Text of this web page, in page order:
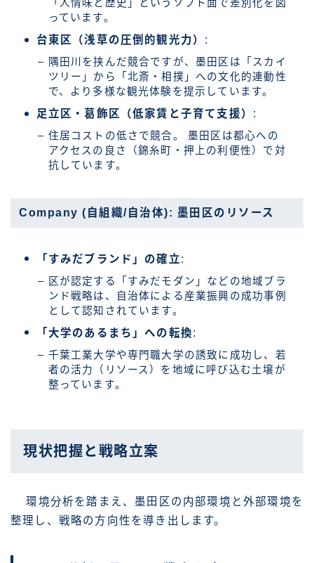
「人情味と歴史」というソフト面で差別化を図
っています。
台東区（浅草の圧倒的観光力） :
隅田川を挟んだ競合ですが、墨田区は「スカイ
ツリー」から「北斎・相撲」への文化的連動性
で、より多様な観光体験を提示しています。
足立区・葛飾区（低家賃と子育て支援） :
住居コストの低さで競合。 墨田区は都心への
アクセスの良さ（錦糸町・押上の利便性）で対
抗しています。
Company (自組織/自治体): 墨田区のリソース
「すみだブランド」の確立:
区が認定する「すみだモダン」などの地域ブラ
ンド戦略は、自治体による産業振興の成功事例
として認知されています。
「大学のあるまち」への転換:
千葉工業大学や専門職大学の誘致に成功し、若
者の活力（リソース）を地域に呼び込む土壌が
整っています。
現状把握と戦略立案
環境分析を踏まえ、墨田区の内部環境と外部環境を
整理し、戦略の方向性を導き出します。